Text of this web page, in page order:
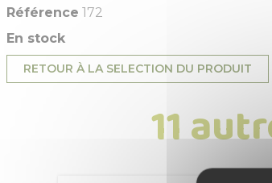
Référence 172
En stock
RETOUR À LA SELECTION DU PRODUIT
11